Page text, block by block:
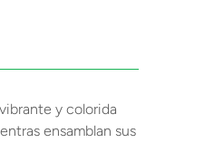
y colorida
ensamblan sus